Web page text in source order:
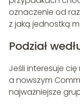
oznaczenie od
z jaką jednostką
Podział
Jeśli interesuje cię
a nowszym
najważniejsze